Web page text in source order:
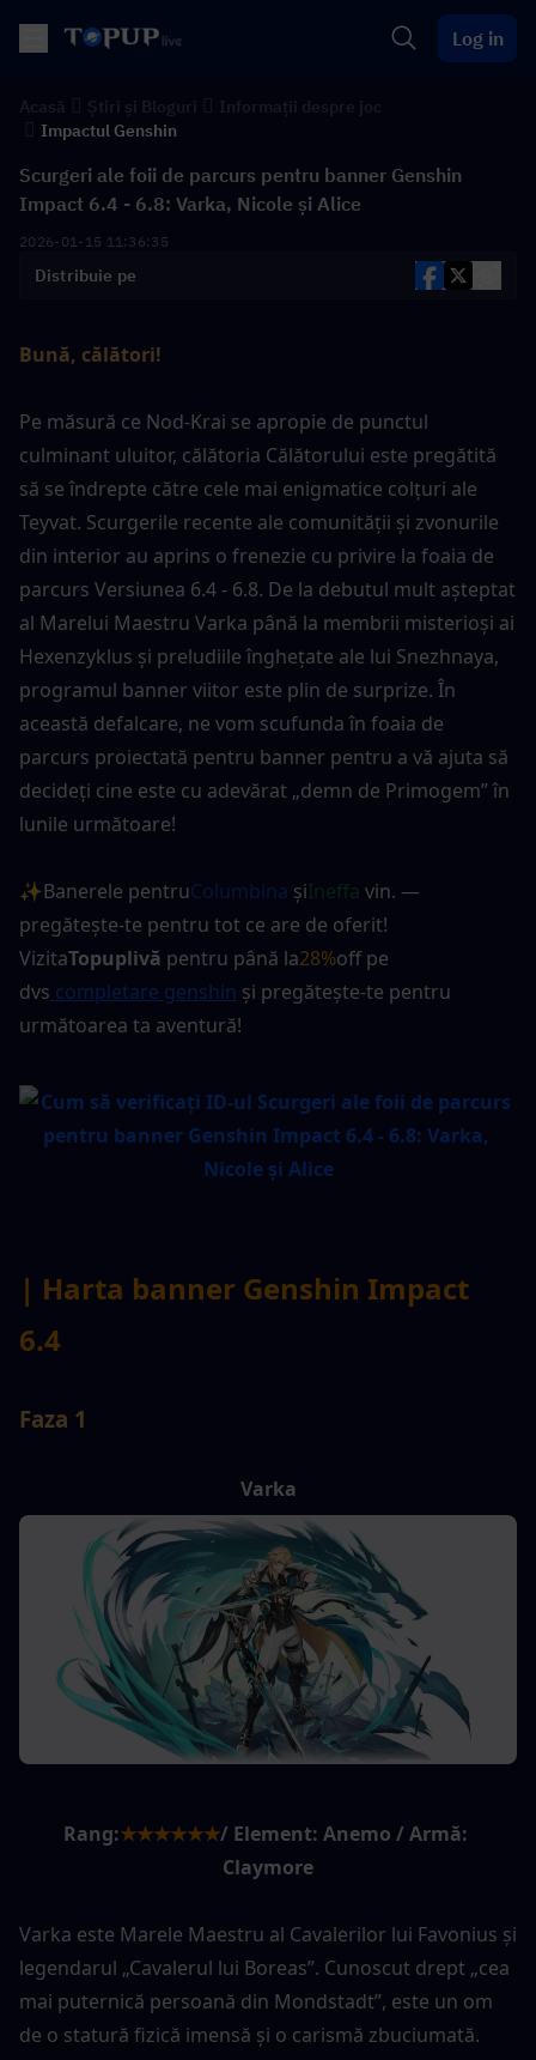
Log in
Impactul Genshin
Scurgeri ale foii de parcurs pentru banner Genshin
Impact 6.4 - 6.8: Varka, Nicole și Alice
2026-01-15 11:36:35
Distribuie pe
Bună, călători!
Pe măsură ce Nod-Krai se apropie de punctul
culminant uluitor, călătoria Călătorului este pregătită
să se îndrepte către cele mai enigmatice colțuri ale
Teyvat. Scurgerile recente ale comunității și zvonurile
din interior au aprins o frenezie cu privire la foaia de
parcurs Versiunea 6.4 - 6.8. De la debutul mult așteptat
al Marelui Maestru Varka până la membrii misterioși ai
Hexenzyklus și preludiile înghețate ale lui Snezhnaya,
programul banner viitor este plin de surprize. În
această defalcare, ne vom scufunda în foaia de
parcurs proiectată pentru banner pentru a vă ajuta să
decideți cine este cu adevărat „demn de Primogem” în
lunile următoare!
✨Banerele pentruColumbina şiIneffa vin. —
pregătește-te pentru tot ce are de oferit!
VizitaTopuplivă pentru până la28%off pe
dvs completare genshin și pregătește-te pentru
următoarea ta aventură!
| Harta banner Genshin Impact
6.4
Faza 1
Varka
Rang:★★★★★★/ Element: Anemo / Armă:
Claymore
Varka este Marele Maestru al Cavalerilor lui Favonius și
legendarul „Cavalerul lui Boreas”. Cunoscut drept „cea
mai puternică persoană din Mondstadt”, este un om
de o statură fizică imensă și o carismă zbuciumată.